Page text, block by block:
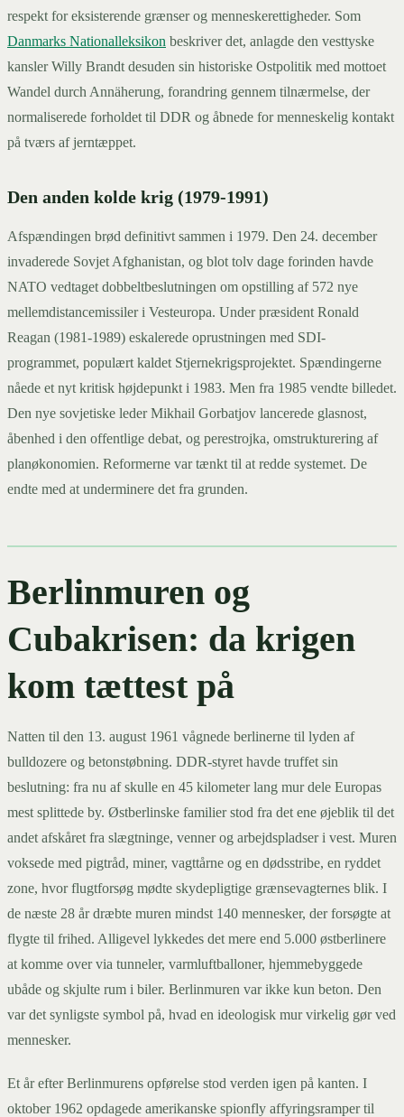
respekt for eksisterende grænser og menneskerettigheder. Som
Danmarks Nationalleksikon beskriver det, anlagde den vesttyske
kansler Willy Brandt desuden sin historiske Ostpolitik med mottoet
Wandel durch Annäherung, forandring gennem tilnærmelse, der
normaliserede forholdet til DDR og åbnede for menneskelig kontakt
på tværs af jerntæppet.
Den anden kolde krig (1979-1991)
Afspændingen brød definitivt sammen i 1979. Den 24. december
invaderede Sovjet Afghanistan, og blot tolv dage forinden havde
NATO vedtaget dobbeltbeslutningen om opstilling af 572 nye
mellemdistancemissiler i Vesteuropa. Under præsident Ronald
Reagan (1981-1989) eskalerede oprustningen med SDI-
programmet, populært kaldet Stjernekrigsprojektet. Spændingerne
nåede et nyt kritisk højdepunkt i 1983. Men fra 1985 vendte billedet.
Den nye sovjetiske leder Mikhail Gorbatjov lancerede glasnost,
åbenhed i den offentlige debat, og perestrojka, omstrukturering af
planøkonomien. Reformerne var tænkt til at redde systemet. De
endte med at underminere det fra grunden.
Berlinmuren og
Cubakrisen: da krigen
kom tættest på
Natten til den 13. august 1961 vågnede berlinerne til lyden af
bulldozere og betonstøbning. DDR-styret havde truffet sin
beslutning: fra nu af skulle en 45 kilometer lang mur dele Europas
mest splittede by. Østberlinske familier stod fra det ene øjeblik til det
andet afskåret fra slægtninge, venner og arbejdspladser i vest. Muren
voksede med pigtråd, miner, vagttårne og en dødsstribe, en ryddet
zone, hvor flugtforsøg mødte skydepligtige grænsevagternes blik. I
de næste 28 år dræbte muren mindst 140 mennesker, der forsøgte at
flygte til frihed. Alligevel lykkedes det mere end 5.000 østberlinere
at komme over via tunneler, varmluftballoner, hjemmebyggede
ubåde og skjulte rum i biler. Berlinmuren var ikke kun beton. Den
var det synligste symbol på, hvad en ideologisk mur virkelig gør ved
mennesker.
Et år efter Berlinmurens opførelse stod verden igen på kanten. I
oktober 1962 opdagede amerikanske spionfly affyringsramper til